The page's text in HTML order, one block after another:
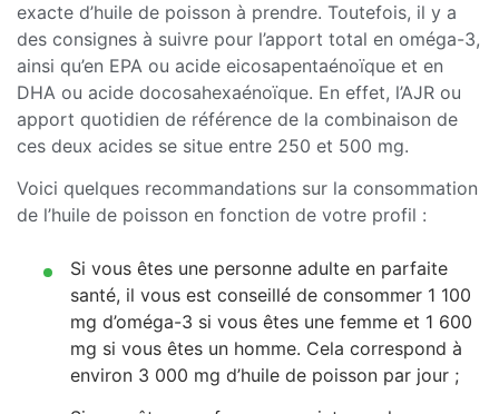
exacte d’huile de poisson à prendre. Toutefois, il y a
des consignes à suivre pour l’apport total en oméga-3,
ainsi qu’en EPA ou acide eicosapentaénoïque et en
DHA ou acide docosahexaénoïque. En effet, l’AJR ou
apport quotidien de référence de la combinaison de
ces deux acides se situe entre 250 et 500 mg.
Voici quelques recommandations sur la consommation
de l’huile de poisson en fonction de votre profil :
Si vous êtes une personne adulte en parfaite
santé, il vous est conseillé de consommer 1 100
mg d’oméga-3 si vous êtes une femme et 1 600
mg si vous êtes un homme. Cela correspond à
environ 3 000 mg d’huile de poisson par jour ;